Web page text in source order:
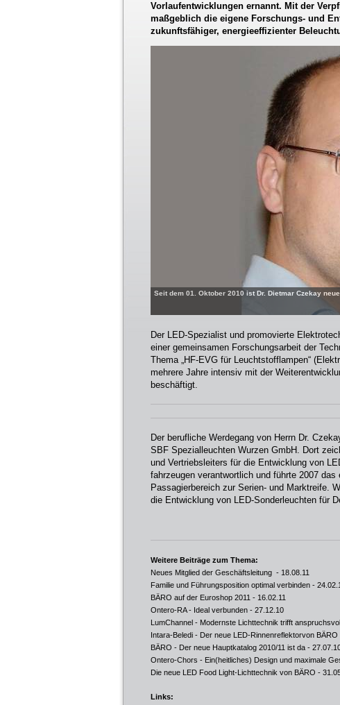
Vorlaufentwicklungen ernannt. Mit der
maßgeblich die eigene Forschungs- und
zukunftsfähiger, energieeffizienter
Seit dem 01. Oktober 2010 ist Dr. Dietmar Czekay
Der LED-Spezialist und promovierte
einer gemeinsamen Forschungsarbeit der
Thema „HF-EVG für Leuchtstofflampen“
mehrere Jahre intensiv mit der
beschäftigt.
Der berufliche Werdegang von Herrn Dr.
SBF Spezialleuchten Wurzen GmbH. Dort
und Vertriebsleiters für die Entwicklung von
fahrzeugen verantwortlich und führte 2007
Passagierbereich zur Serien- und Marktreife.
die Entwicklung von LED-Sonderleuchten für
Weitere Beiträge zum Thema:
Neues Mitglied der Geschäftsleitung - 18.08.11
Familie und Führungsposition optimal verbinden -
BÄRO auf der Euroshop 2011 - 16.02.11
Ontero-RA - Ideal verbunden - 27.12.10
LumChannel - Modernste Lichttechnik trifft
Intara-Beledi - Der neue LED-Rinnenreflektorvon BÄRO
BÄRO - Der neue Hauptkatalog 2010/11 ist da -
Ontero-Chors - Ein(heitliches) Design und maximale
Die neue LED Food Light-Lichttechnik von BÄRO -
Links: